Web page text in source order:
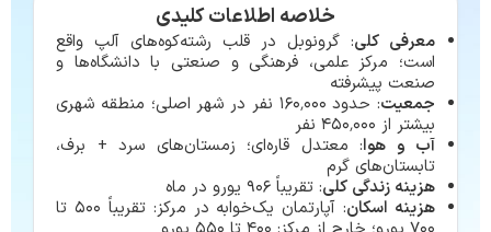
خلاصه اطلاعات کلیدی
معرفی کلی: گرونوبل در قلب رشته‌کوه‌های آلپ واقع
است؛ مرکز علمی، فرهنگی و صنعتی با دانشگاه‌ها و
صنعت پیشرفته
جمعیت
: حدود ۱۶۰٬۰۰۰ نفر در شهر اصلی؛ منطقه شهری
بیشتر از ۴۵۰٬۰۰۰ نفر
آب و هوا: معتدل قاره‌ای؛ زمستان‌های سرد + برف،
تابستان‌های گرم
هزینه زندگی کلی: تقریباً ۹۰۶ یورو در ماه
هزینه اسکان
: آپارتمان یک‌خوابه در مرکز: تقریباً ۵۰۰ تا